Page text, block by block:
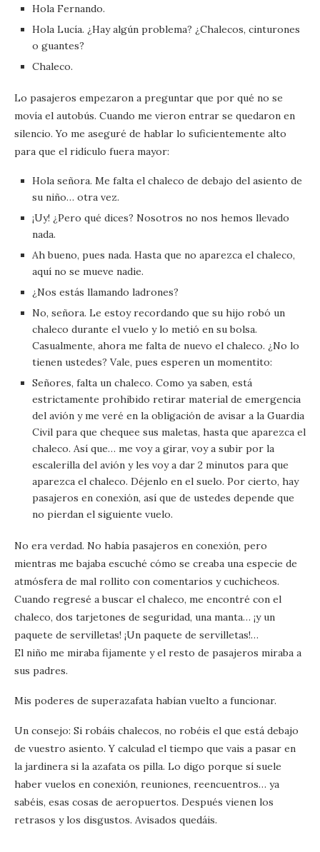
Hola Fernando.
Hola Lucía. ¿Hay algún problema? ¿Chalecos, cinturones
o guantes?
Chaleco.
Lo pasajeros empezaron a preguntar que por qué no se
movía el autobús. Cuando me vieron entrar se quedaron en
silencio. Yo me aseguré de hablar lo suficientemente alto
para que el ridículo fuera mayor:
Hola señora. Me falta el chaleco de debajo del asiento de
su niño… otra vez.
¡Uy! ¿Pero qué dices? Nosotros no nos hemos llevado
nada.
Ah bueno, pues nada. Hasta que no aparezca el chaleco,
aquí no se mueve nadie.
¿Nos estás llamando ladrones?
No, señora. Le estoy recordando que su hijo robó un
chaleco durante el vuelo y lo metió en su bolsa.
Casualmente, ahora me falta de nuevo el chaleco. ¿No lo
tienen ustedes? Vale, pues esperen un momentito:
Señores, falta un chaleco. Como ya saben, está
estrictamente prohibido retirar material de emergencia
del avión y me veré en la obligación de avisar a la Guardia
Civil para que chequee sus maletas, hasta que aparezca el
chaleco. Así que… me voy a girar, voy a subir por la
escalerilla del avión y les voy a dar 2 minutos para que
aparezca el chaleco. Déjenlo en el suelo. Por cierto, hay
pasajeros en conexión, así que de ustedes depende que
no pierdan el siguiente vuelo.
No era verdad. No había pasajeros en conexión, pero
mientras me bajaba escuché cómo se creaba una especie de
atmósfera de mal rollito con comentarios y cuchicheos.
Cuando regresé a buscar el chaleco, me encontré con el
chaleco, dos tarjetones de seguridad, una manta… ¡y un
paquete de servilletas! ¡Un paquete de servilletas!…
El niño me miraba fijamente y el resto de pasajeros miraba a
sus padres.
Mis poderes de superazafata habían vuelto a funcionar.
Un consejo: Si robáis chalecos, no robéis el que está debajo
de vuestro asiento. Y calculad el tiempo que vais a pasar en
la jardinera si la azafata os pilla. Lo digo porque sí suele
haber vuelos en conexión, reuniones, reencuentros… ya
sabéis, esas cosas de aeropuertos. Después vienen los
retrasos y los disgustos. Avisados quedáis.